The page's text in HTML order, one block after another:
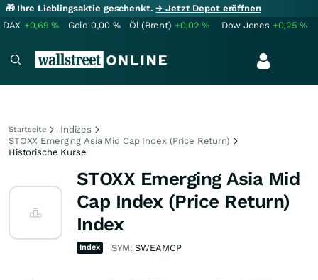
🎁 Ihre Lieblingsaktie geschenkt.→ Jetzt Depot eröffnen
DAX +0,69% Gold 0,00 % Öl (Brent) +0,02% Dow Jones +0,25%
Startseite
Indizes
STOXX Emerging Asia Mid Cap Index (Price Return)
Historische Kurse
STOXX Emerging Asia Mid
Cap Index (Price Return)
Index
Index SYM:SWEAMCP